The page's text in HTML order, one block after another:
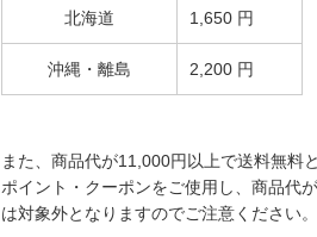
北海道 1,650 円
沖縄・離島 2,200 円
また、商品代が11,000円以上で送料無料
ポイント・クーポンをご使用し、商品代
は対象外となりますのでご注意ください。